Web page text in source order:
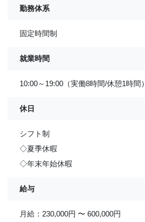
勤務体系
固定時間制
就業時間
10:00～19:00（実働8時間/休憩1時間）
休日
シフト制
◇夏季休暇
◇年末年始休暇
給与
月給：230,000円 〜 600,000円